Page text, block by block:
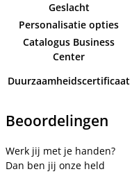
Geslacht
Personalisatie opties
Catalogus Business
Center
Duurzaamheidscertificaat
Beoordelingen
Werk jij met je handen?
Dan ben jij onze held